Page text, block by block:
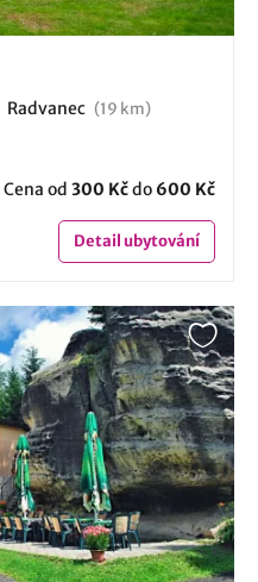
Radvanec (19 km)
Cena od 300 Kčdo 600 Kč
Detailubytování